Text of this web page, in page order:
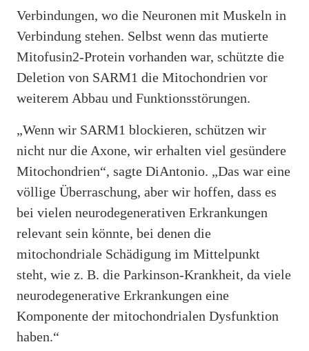
Verbindungen, wo die Neuronen mit Muskeln in
Verbindung stehen. Selbst wenn das mutierte
Mitofusin2-Protein vorhanden war, schützte die
Deletion von SARM1 die Mitochondrien vor
weiterem Abbau und Funktionsstörungen.
„Wenn wir SARM1 blockieren, schützen wir
nicht nur die Axone, wir erhalten viel gesündere
Mitochondrien“, sagte DiAntonio. „Das war eine
völlige Überraschung, aber wir hoffen, dass es
bei vielen neurodegenerativen Erkrankungen
relevant sein könnte, bei denen die
mitochondriale Schädigung im Mittelpunkt
steht, wie z. B. die Parkinson-Krankheit, da viele
neurodegenerative Erkrankungen eine
Komponente der mitochondrialen Dysfunktion
haben.“